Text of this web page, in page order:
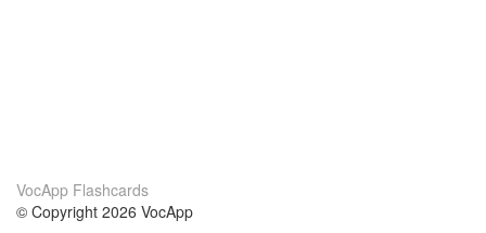
VocApp Flashcards
© Copyright 2026 VocApp